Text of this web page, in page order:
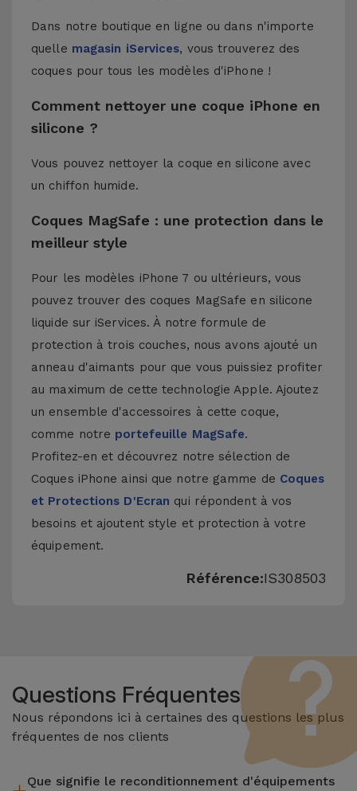
Dans notre boutique en ligne ou dans n'importe
quelle magasin iServices, vous trouverez des
coques pour tous les modèles d'iPhone !
Comment nettoyer une coque iPhone en
silicone ?
Vous pouvez nettoyer la coque en silicone avec
un chiffon humide.
Coques MagSafe : une protection dans le
meilleur style
Pour les modèles iPhone 7 ou ultérieurs, vous
pouvez trouver des coques MagSafe en silicone
liquide sur iServices. À notre formule de
protection à trois couches, nous avons ajouté un
anneau d'aimants pour que vous puissiez profiter
au maximum de cette technologie Apple. Ajoutez
un ensemble d'accessoires à cette coque,
comme notre portefeuille MagSafe.
Profitez-en et découvrez notre sélection de
Coques iPhone ainsi que notre gamme de Coques
et Protections D'Ecran qui répondent à vos
besoins et ajoutent style et protection à votre
équipement.
Référence:IS308503
Questions Fréquentes
Nous répondons ici à certaines des questions les plus
fréquentes de nos clients
Que signifie le reconditionnement d'équipements